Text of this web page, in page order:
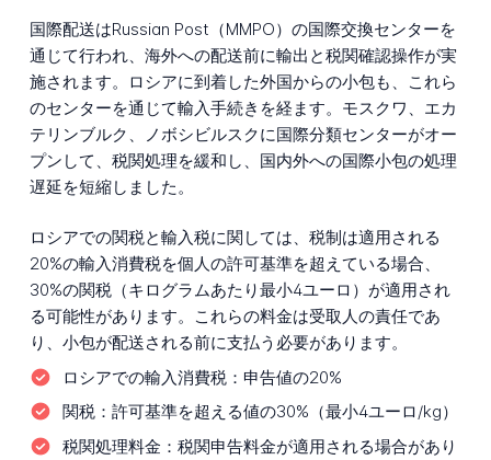
国際配送はRussian Post（MMPO）の国際交換センターを
通じて行われ、海外への配送前に輸出と税関確認操作が実
施されます。ロシアに到着した外国からの小包も、これら
のセンターを通じて輸入手続きを経ます。モスクワ、エカ
テリンブルク、ノボシビルスクに国際分類センターがオー
プンして、税関処理を緩和し、国内外への国際小包の処理
遅延を短縮しました。
ロシアでの関税と輸入税に関しては、税制は適用される
20%の輸入消費税を個人の許可基準を超えている場合、
30%の関税（キログラムあたり最小4ユーロ）が適用され
る可能性があります。これらの料金は受取人の責任であ
り、小包が配送される前に支払う必要があります。
ロシアでの輸入消費税： 申告値の20%
関税： 許可基準を超える値の30%（最小4ユーロ/kg）
税関処理料金： 税関申告料金が適用される場合があり